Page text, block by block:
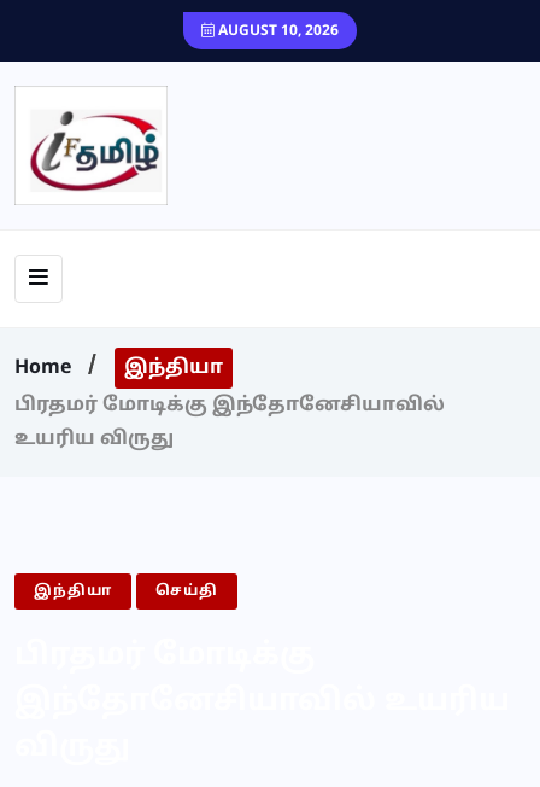
AUGUST 10, 2026
Home
இந்தியா
பிரதமர் மோடிக்கு இந்தோனேசியாவில்
உயரிய விருது
இந்தியா செய்தி